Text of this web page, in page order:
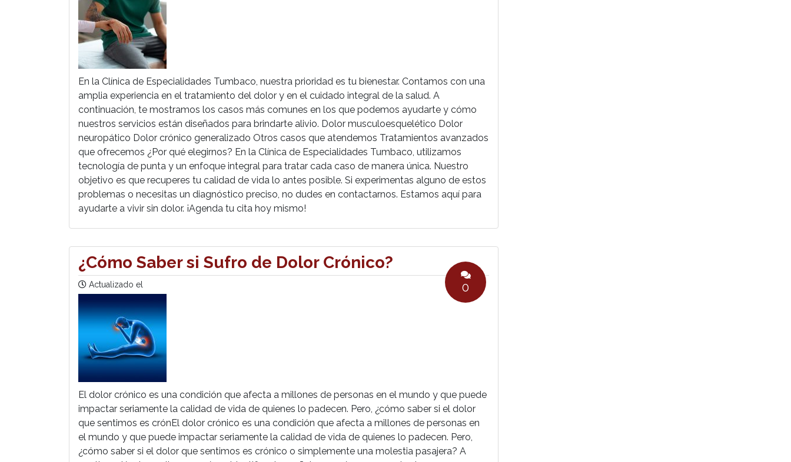
En la Clínica de Especialidades Tumbaco, nuestra prioridad es tu bienestar. Contamos con una
amplia experiencia en el tratamiento del dolor y en el cuidado integral de la salud. A
continuación, te mostramos los casos más comunes en los que podemos ayudarte y cómo
nuestros servicios están diseñados para brindarte alivio. Dolor musculoesquelético Dolor
neuropático Dolor crónico generalizado Otros casos que atendemos Tratamientos avanzados
que ofrecemos ¿Por qué elegirnos? En la Clínica de Especialidades Tumbaco, utilizamos
tecnología de punta y un enfoque integral para tratar cada caso de manera única. Nuestro
objetivo es que recuperes tu calidad de vida lo antes posible. Si experimentas alguno de estos
problemas o necesitas un diagnóstico preciso, no dudes en contactarnos. Estamos aquí para
ayudarte a vivir sin dolor. ¡Agenda tu cita hoy mismo!
¿Cómo Saber si Sufro de Dolor Crónico?
Actualizado el 0
El dolor crónico es una condición que afecta a millones de personas en el mundo y que puede
impactar seriamente la calidad de vida de quienes lo padecen. Pero, ¿cómo saber si el dolor
que sentimos es crónEl dolor crónico es una condición que afecta a millones de personas en
el mundo y que puede impactar seriamente la calidad de vida de quienes lo padecen. Pero,
¿cómo saber si el dolor que sentimos es crónico o simplemente una molestia pasajera? A